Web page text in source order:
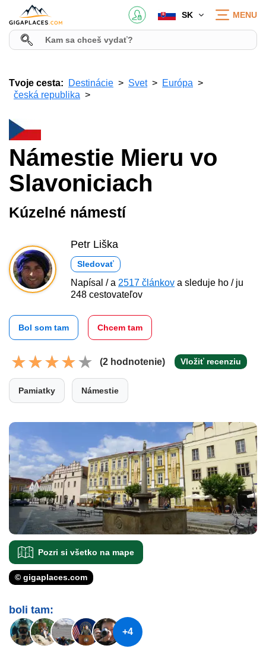
SK MENU
Tvoje cesta: Destinácie Svet
Európa
česká republika
Námestie Mieru vo
Slavoniciach
Kúzelné námestí
Petr Liška
Sledovať
Napísal / a 2517 článkov a sleduje ho / ju
248 cestovateľov
Bol som tam Chcem tam
(2 hodnotenie) Vložiť recenziu
Pamiatky Námestie
Pozri si všetko na mape
© gigaplaces.com
boli tam:
+4